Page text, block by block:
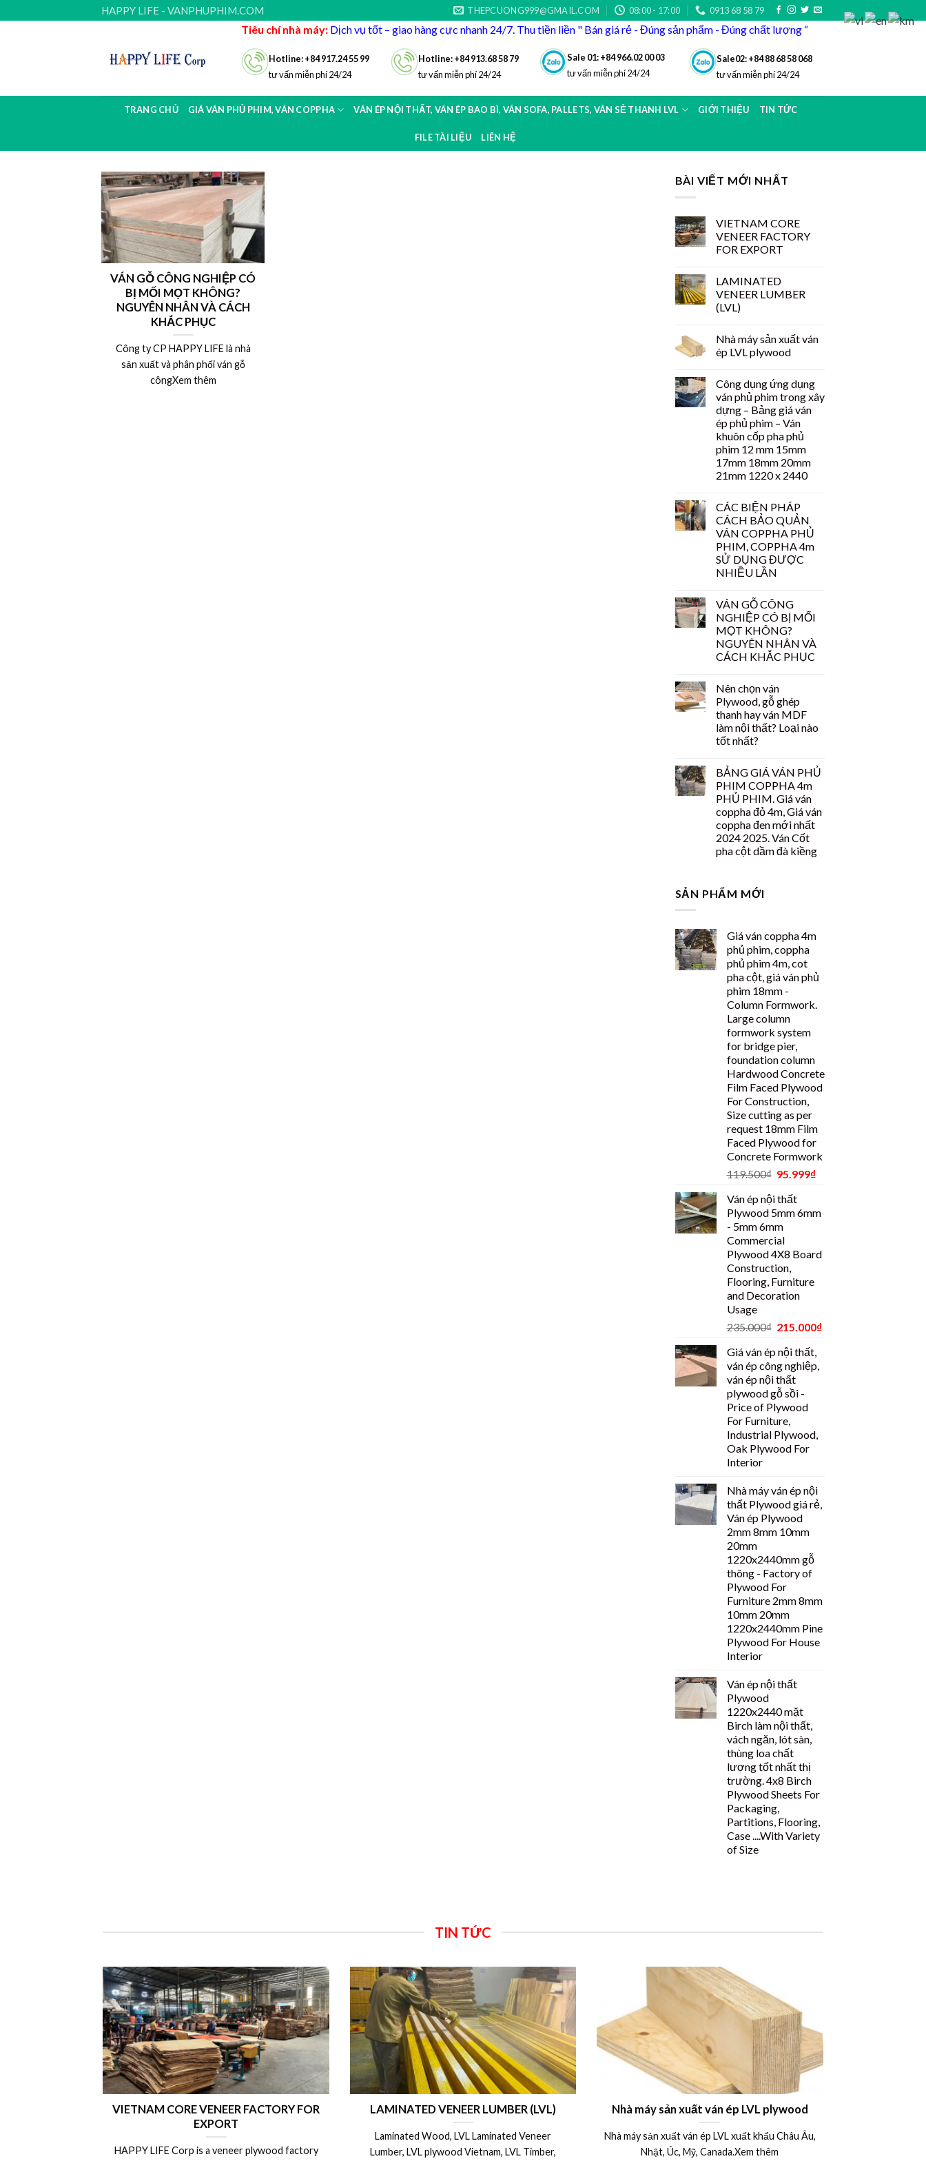
to
HAPPY LIFE - VANPHUPHIM.COM THEPCUONG999@GMAIL.COM 08:00 - 17:00 0913 68 58 79
Tiêu chí nhà máy: Dịch vụ tốt – giao hàng cực nhanh 24/7. Thu tiền liền " Bán giá rẻ - Đúng sản phẩm - Đúng chất lượng “
Hotline: +84 917.24 55 99
tư vấn miễn phí 24/24
Hotline: +84 913.68 58 79
tư vấn miễn phí 24/24
Sale 01: +84966.02 00 03
tư vấn miễn phí 24/24
Sale02: +84 88 68 58 068
tư vấn miễn phí 24/24
TRANG CHỦ GIÁ VÁN PHỦ PHIM, VÁN COPPHA VÁN ÉP NỘI THẤT, VÁN ÉP BAO BÌ, VÁN SOFA, PALLETS, VÁN SẺ THANH LVL GIỚI THIỆU TIN TỨC
FILE TÀI LIỆU LIÊN HỆ
VÁN GỖ CÔNG NGHIỆP CÓ
BỊ MỐI MỌT KHÔNG?
NGUYÊN NHÂN VÀ CÁCH
KHẮC PHỤC
Công ty CP HAPPY LIFE là nhà
sản xuất và phân phối ván gỗ
côngXem thêm
BÀI VIẾT MỚI NHẤT
VIETNAM CORE
VENEER FACTORY
FOR EXPORT
LAMINATED
VENEER LUMBER
(LVL)
Nhà máy sản xuất ván
ép LVL plywood
Công dụng ứng dụng
ván phủ phim trong xây
dựng – Bảng giá ván
ép phủ phim – Ván
khuôn cốp pha phủ
phim 12 mm 15mm
17mm 18mm 20mm
21mm 1220 x 2440
CÁC BIỆN PHÁP
CÁCH BẢO QUẢN
VÁN COPPHA PHỦ
PHIM, COPPHA 4m
SỬ DỤNG ĐƯỢC
NHIỀU LẦN
VÁN GỖ CÔNG
NGHIỆP CÓ BỊ MỐI
MỌT KHÔNG?
NGUYÊN NHÂN VÀ
CÁCH KHẮC PHỤC
Nên chọn ván
Plywood, gỗ ghép
thanh hay ván MDF
làm nội thất? Loại nào
tốt nhất?
BẢNG GIÁ VÁN PHỦ
PHIM COPPHA 4m
PHỦ PHIM. Giá ván
coppha đỏ 4m, Giá ván
coppha đen mới nhất
2024 2025. Ván Cốt
pha cột dầm đà kiềng
SẢN PHẨM MỚI
Giá ván coppha 4m
phủ phim, coppha
phủ phim 4m, cot
pha cột, giá ván phủ
phim 18mm -
Column Formwork.
Large column
formwork system
for bridge pier,
foundation column
Hardwood Concrete
Film Faced Plywood
For Construction,
Size cutting as per
request 18mm Film
Faced Plywood for
Concrete Formwork
119.500₫ 95.999₫
Ván ép nội thất
Plywood 5mm 6mm
- 5mm 6mm
Commercial
Plywood 4X8 Board
Construction,
Flooring, Furniture
and Decoration
Usage
235.000₫ 215.000₫
Giá ván ép nội thất,
ván ép công nghiệp,
ván ép nội thất
plywood gỗ sồi -
Price of Plywood
For Furniture,
Industrial Plywood,
Oak Plywood For
Interior
Nhà máy ván ép nội
thất Plywood giá rẻ,
Ván ép Plywood
2mm 8mm 10mm
20mm
1220x2440mm gỗ
thông - Factory of
Plywood For
Furniture 2mm 8mm
10mm 20mm
1220x2440mm Pine
Plywood For House
Interior
Ván ép nội thất
Plywood
1220x2440 mặt
Birch làm nội thất,
vách ngăn, lót sàn,
thùng loa chất
lượng tốt nhất thị
trường. 4x8 Birch
Plywood Sheets For
Packaging,
Partitions, Flooring,
Case ....With Variety
of Size
TIN TỨC
VIETNAM CORE VENEER FACTORY FOR
EXPORT
HAPPY LIFE Corp is a veneer plywood factory
LAMINATED VENEER LUMBER (LVL)
Laminated Wood, LVL Laminated Veneer
Lumber, LVL plywood Vietnam, LVL Timber,
Nhà máy sản xuất ván ép LVL plywood
Nhà máy sản xuất ván ép LVL xuất khẩu Châu Âu,
Nhật, Úc, Mỹ, Canada.Xem thêm